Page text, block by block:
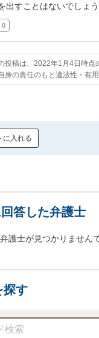
出すことはないでしょう
0
投稿は、2022年1月4日時点
身の責任のもと適法性・有
に入れる
答した弁護士
護士が見つかりません
探す